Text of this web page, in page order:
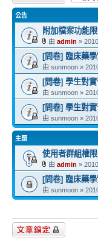
公告
附加檔案功能限
由 admin »
[問卷] 臨床藥
由 sunmoon »
[問卷] 學生對
由 sunmoon »
[問卷] 學生對
由 sunmoon »
主題
使用者群組權限
由 admin »
[問卷] 臨床藥
由 sunmoon »
版面鎖定